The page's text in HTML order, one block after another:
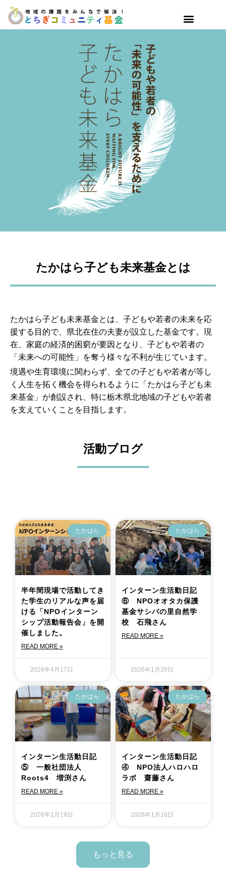
たかはら子ども未来基金とは
たかはら子ども未来基金とは、子どもや若者の未来を応
援する目的で、県北在住の夫妻が設立した基金です。現
在、家庭の経済的困窮が要因となり、子どもや若者の
「未来への可能性」を奪う様々な不利が生じています。
境遇や生育環境に関わらず、全ての子どもや若者が等し
く人生を拓く機会を得られるように「たかはら子ども未
来基金」が創設され、特に栃木県北地域の子どもや若者
を支えていくことを目指します。
活動ブログ
たかはら
半年間現場で活動してき
た学生のリアルな声を届
ける「NPOインターン
シップ活動報告会」を開
催しました。
READ MORE »
2026年4月17日
たかはら
インターン生活動日記
⑥ NPOオオタカ保護
基金サシバの里自然学
校 石飛さん
READ MORE »
2026年1月20日
たかはら
インターン生活動日記
⑤ 一般社団法人
Roots4 増渕さん
READ MORE »
2026年1月19日
たかはら
インターン生活動日記
④ NPO法人ハロハロ
ラボ 齋藤さん
READ MORE »
2026年1月16日
もっと見る